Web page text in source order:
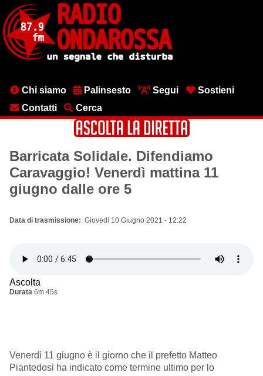
contenuto
principale
MenuChi siamo Palinsesto Segui
Sostieni
Contatti
Cerca
Barricata Solidale. Difendiamo
Caravaggio! Venerdì mattina 11
giugno dalle ore 5
Data di trasmissione Giovedì 10 Giugno 2021 - 12:22
Ascolta
Durata 6m 45s
Venerdì 11 giugno è il giorno che il prefetto Matteo
Piantedosi ha indicato come termine ultimo per lo